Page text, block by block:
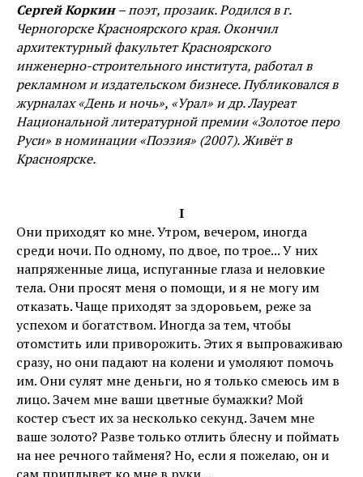
Сергей Коркин– поэт, прозаик. Родился в г.
Черногорске Красноярского края. Окончил
архитектурный факультет Красноярского
инженерно-строительного института, работал в
рекламном и издательском бизнесе. Публиковался в
журналах «День и ночь», «Урал» и др. Лауреат
Национальной литературной премии «Золотое перо
Руси» в номинации «Поэзия» (2007). Живёт в
Красноярске.
I
Они приходят ко мне. Утром, вечером, иногда
среди ночи. По одному, по двое, по трое... У них
напряженные лица, испуганные глаза и неловкие
тела. Они просят меня о помощи, и я не могу им
отказать. Чаще приходят за здоровьем, реже за
успехом и богатством. Иногда за тем, чтобы
отомстить или приворожить. Этих я выпроваживаю
сразу, но они падают на колени и умоляют помочь
им. Они сулят мне деньги, но я только смеюсь им в
лицо. Зачем мне ваши цветные бумажки? Мой
костер съест их за несколько секунд. Зачем мне
ваше золото? Разве только отлить блесну и поймать
на нее речного тайменя? Но, если я пожелаю, он и